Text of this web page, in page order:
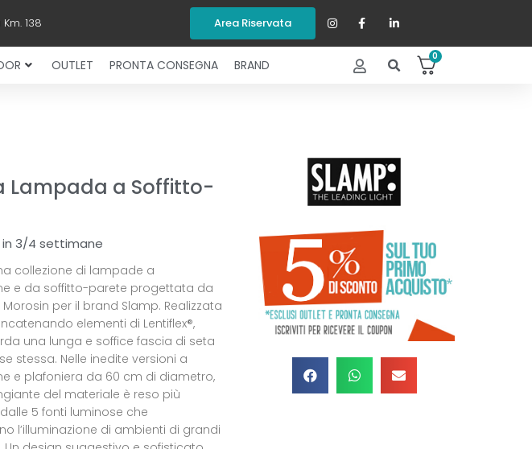
138 Area Riservata
OUTLET PRONTA CONSEGNA BRAND
0
Lampada a Soffitto-
in 3/4 settimane
collezione di lampade a
e da soffitto-parete progettata da
per il brand Slamp. Realizzata
elementi di Lentiflex®,
una lunga e soffice fascia di seta
stessa. Nelle inedite versioni a
e plafoniera da 60 cm di diametro,
del materiale è reso più
5 fonti luminose che
l’illuminazione di ambienti di grandi